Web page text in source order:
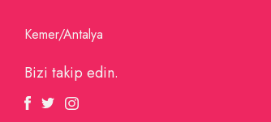
Kemer/Antalya
Bizi takip edin.
Facebook
TwitterInstagram